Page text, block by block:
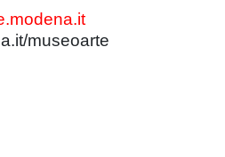
museoarte